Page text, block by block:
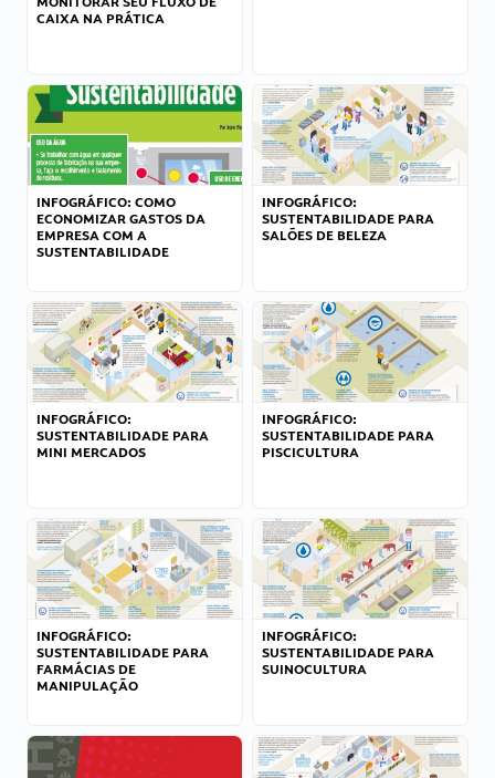
CAIXA NA PRÁTICA
INFOGRÁFICO: COMO
ECONOMIZAR GASTOS DA
EMPRESA COM A
SUSTENTABILIDADE
INFOGRÁFICO:
SUSTENTABILIDADE PARA
SALÕES DE BELEZA
INFOGRÁFICO:
SUSTENTABILIDADE PARA
MINI MERCADOS
INFOGRÁFICO:
SUSTENTABILIDADE PARA
PISCICULTURA
INFOGRÁFICO:
SUSTENTABILIDADE PARA
FARMÁCIAS DE
MANIPULAÇÃO
INFOGRÁFICO:
SUSTENTABILIDADE PARA
SUINOCULTURA